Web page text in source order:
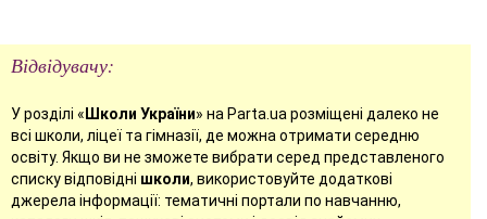
Відвідувачу:
У розділі « Школи України» на Parta.ua розміщені далеко не
всі школи, ліцеї та гімназії, де можна отримати середню
освіту. Якщо ви не зможете вибрати серед представленого
списку відповідні школи, використовуйте додаткові
джерела інформації: тематичні портали по навчанню,